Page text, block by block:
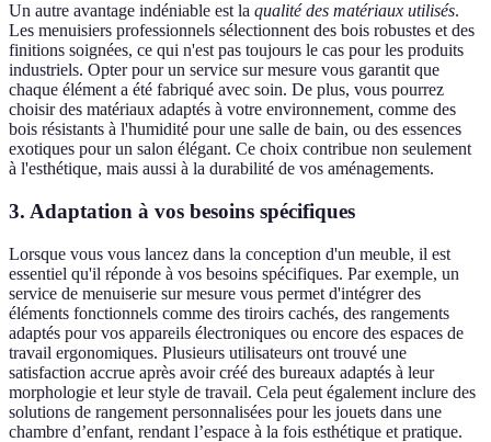
Un autre avantage indéniable est la qualité des matériaux utilisés.
Les menuisiers professionnels sélectionnent des bois robustes et des
finitions soignées, ce qui n'est pas toujours le cas pour les produits
industriels. Opter pour un service sur mesure vous garantit que
chaque élément a été fabriqué avec soin. De plus, vous pourrez
choisir des matériaux adaptés à votre environnement, comme des
bois résistants à l'humidité pour une salle de bain, ou des essences
exotiques pour un salon élégant. Ce choix contribue non seulement
à l'esthétique, mais aussi à la durabilité de vos aménagements.
3. Adaptation à vos besoins spécifiques
Lorsque vous vous lancez dans la conception d'un meuble, il est
essentiel qu'il réponde à vos besoins spécifiques. Par exemple, un
service de menuiserie sur mesure vous permet d'intégrer des
éléments fonctionnels comme des tiroirs cachés, des rangements
adaptés pour vos appareils électroniques ou encore des espaces de
travail ergonomiques. Plusieurs utilisateurs ont trouvé une
satisfaction accrue après avoir créé des bureaux adaptés à leur
morphologie et leur style de travail. Cela peut également inclure des
solutions de rangement personnalisées pour les jouets dans une
chambre d’enfant, rendant l’espace à la fois esthétique et pratique.